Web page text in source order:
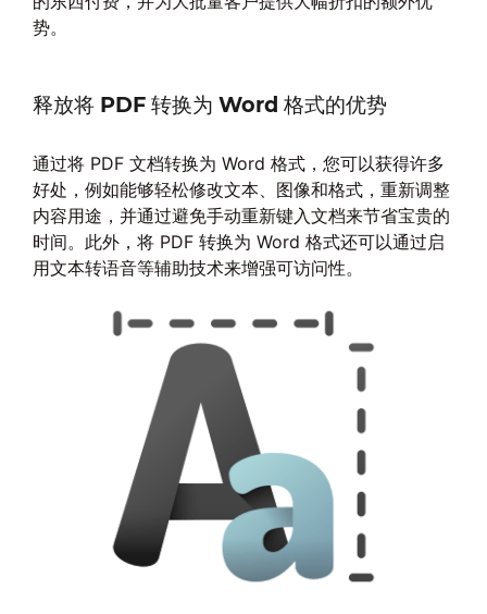
势。
释放将 PDF 转换为 Word 格式的优势
通过将 PDF 文档转换为 Word 格式，您可以获得许多
好处，例如能够轻松修改文本、图像和格式，重新调整
内容用途，并通过避免手动重新键入文档来节省宝贵的
时间。此外，将 PDF 转换为 Word 格式还可以通过启
用文本转语音等辅助技术来增强可访问性。